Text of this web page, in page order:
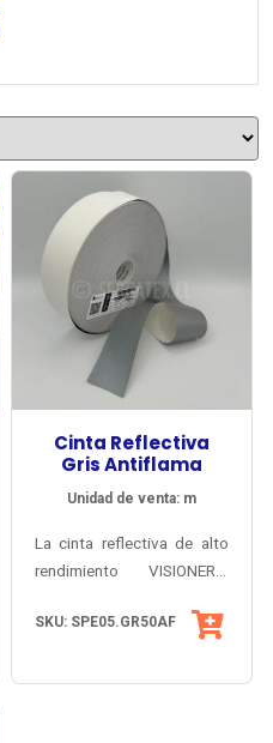
Cinta Reflectiva
Gris Antiflama
Unidad de venta: m
La cinta reflectiva de alto
rendimiento VISIONER®
ofrece alta visibilidad
contra fuego en base a tela
SKU: SPE05.GR50AF